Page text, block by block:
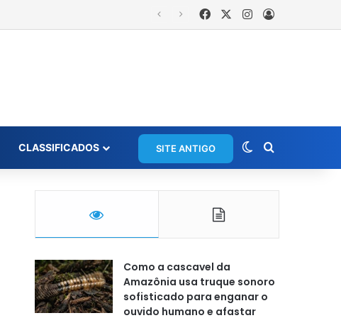
FacebookInstagram
CLASSIFICADOS SITE ANTIGO Switch skin
Como a cascavel da
Amazônia usa truque sonoro
sofisticado para enganar o
ouvido humano e afastar